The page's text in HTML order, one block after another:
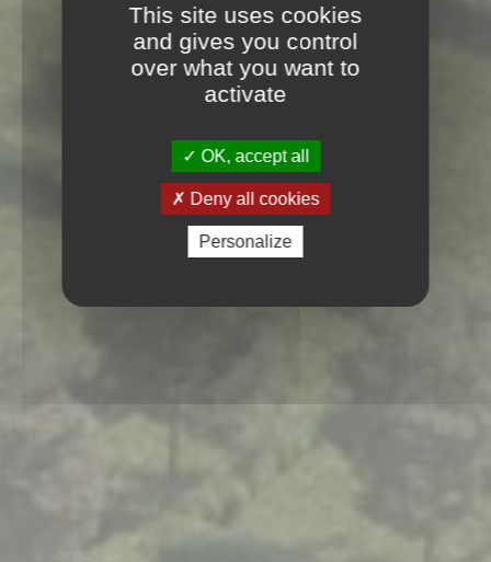
This site uses cookies
and gives you control
over what you want to
activate
OK, accept all
Deny all cookies
Personalize